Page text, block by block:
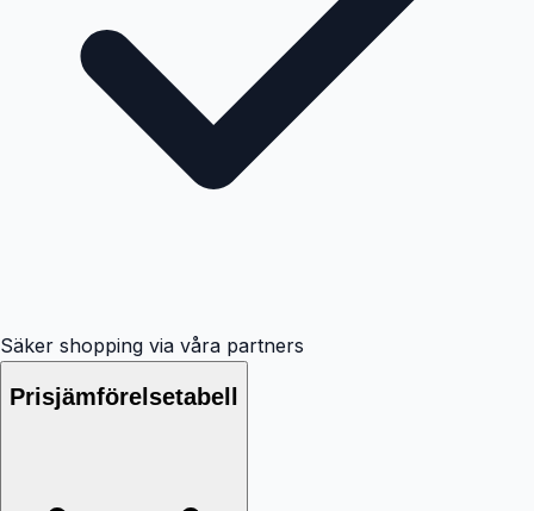
Säker shopping via våra partners
Prisjämförelsetabell